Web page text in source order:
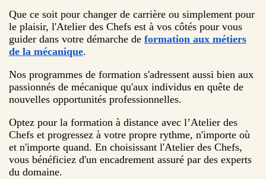
Que ce soit pour changer de carrière ou simplement pour
le plaisir, l'Atelier des Chefs est à vos côtés pour vous
guider dans votre démarche de formation aux métiers
de la mécanique.
Nos programmes de formation s'adressent aussi bien aux
passionnés de mécanique qu'aux individus en quête de
nouvelles opportunités professionnelles.
Optez pour la formation à distance avec l’Atelier des
Chefs et progressez à votre propre rythme, n'importe où
et n'importe quand. En choisissant l'Atelier des Chefs,
vous bénéficiez d'un encadrement assuré par des experts
du domaine.